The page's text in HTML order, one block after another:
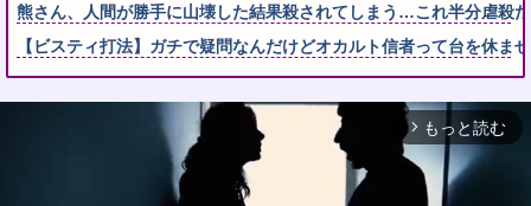
熊さん、人間が勝手に山壊した結果殺されてしまう…これ半分虐殺
【ビスティ打法】ガチで疑問なんだけどオカルト信者って台を休
arrow_forward_ios もっと読む